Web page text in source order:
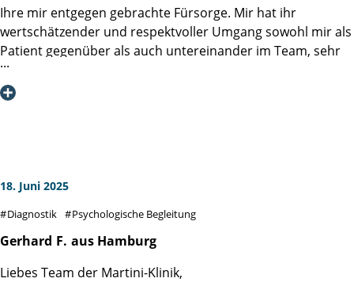
Ihre mir entgegen gebrachte Fürsorge. Mir hat ihr
wertschätzender und respektvoller Umgang sowohl mir als
Patient gegenüber als auch untereinander im Team, sehr
gut gefallen. Optimismus und Zuversicht tragen in dieser
Situation sehr dazu bei, dass man als Betroffener guter
Auch die direkten Gespräche mit den Ärzten waren immer
Die 6 OP-Vorbereitungskurse kann ich jedem nur ans Herz
(https://www.martini-klinik.de/therapie/op-
18. Juni 2025
Diagnostik Psychologische Begleitung
Gerhard F. aus Hamburg
Liebes Team der Martini-Klinik,